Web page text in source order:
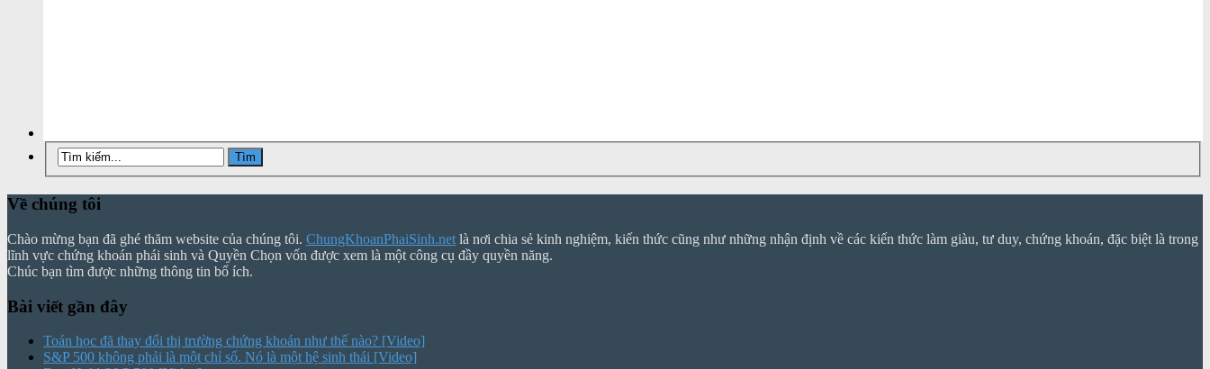
Về chúng tôi
Chào mừng bạn đã ghé thăm website của chúng tôi. ChungKhoanPhaiSinh.net là nơi chia sẻ kinh nghiệm, kiến thức cũng như những nhận định về các kiến thức làm giàu, tư duy, chứng khoán, đặc biệt là trong
lĩnh vực chứng khoán phái sinh và Quyền Chọn vốn được xem là một công cụ đầy quyền năng.
Chúc bạn tìm được những thông tin bổ ích.
Bài viết gần đây
Toán học đã thay đổi thị trường chứng khoán như thế nào? [Video]
S&P 500 không phải là một chỉ số. Nó là một hệ sinh thái [Video]